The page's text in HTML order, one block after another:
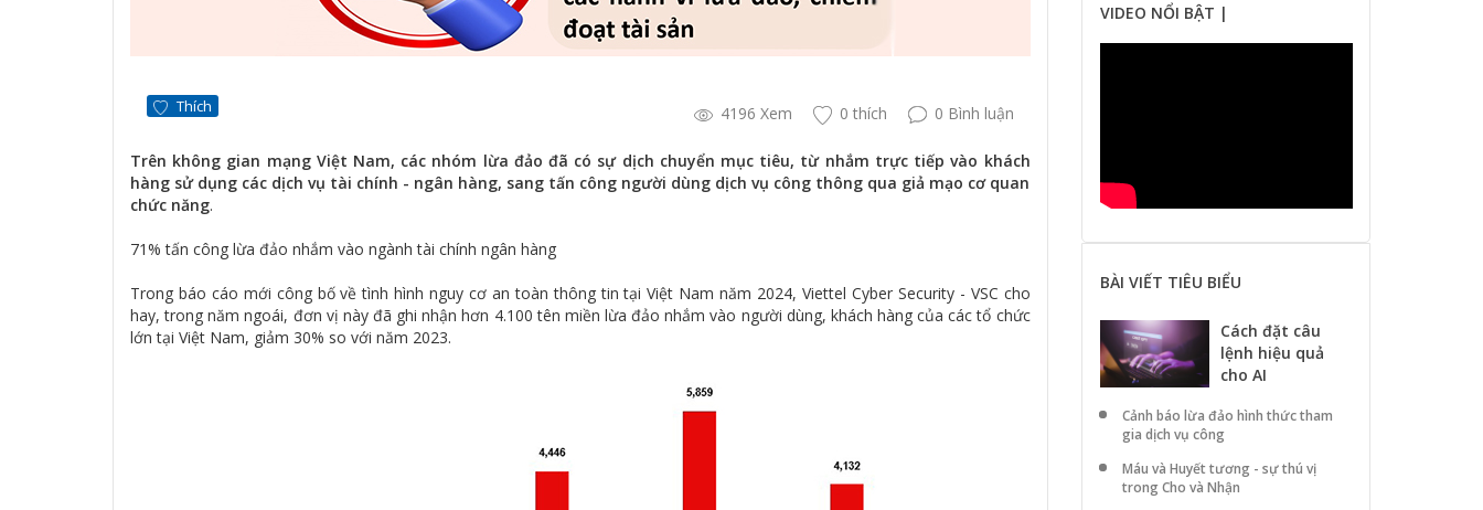
Thích 4196 Xem 0 thích 0 Bình luận
Trên không gian mạng Việt Nam, các nhóm lừa đảo đã có sự dịch chuyển mục tiêu, từ nhắm trực tiếp vào khách
hàng sử dụng các dịch vụ tài chính - ngân hàng, sang tấn công người dùng dịch vụ công thông qua giả mạo cơ quan
chức năng.
71% tấn công lừa đảo nhắm vào ngành tài chính ngân hàng
Trong báo cáo mới công bố về tình hình nguy cơ an toàn thông tin tại Việt Nam năm 2024, Viettel Cyber Security - VSC cho
hay, trong năm ngoái, đơn vị này đã ghi nhận hơn 4.100 tên miền lừa đảo nhắm vào người dùng, khách hàng của các tổ chức
lớn tại Việt Nam, giảm 30% so với năm 2023.
VIDEO NỔI BẬT |
BÀI VIẾT TIÊU BIỂU
Cách đặt câu
lệnh hiệu quả
cho AI
Cảnh báo lừa đảo hình thức tham
gia dịch vụ công
Máu và Huyết tương - sự thú vị
trong Cho và Nhận